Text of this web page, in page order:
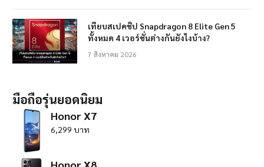
เทียบสเปคชิป Snapdragon 8 Elite Gen 5
ทั้งหมด 4 เวอร์ชั่นต่างกันยังไงบ้าง?
7 สิงหาคม 2026
มือถือรุ่นยอดนิยม
Honor X7
6,299 บาท
Honor X8